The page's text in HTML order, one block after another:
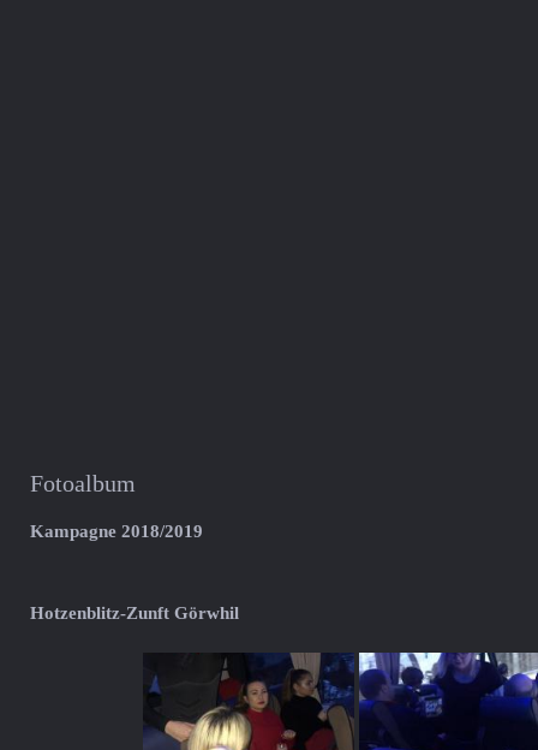
Fotoalbum
Kampagne 2018/2019
Hotzenblitz-Zunft Görwhil